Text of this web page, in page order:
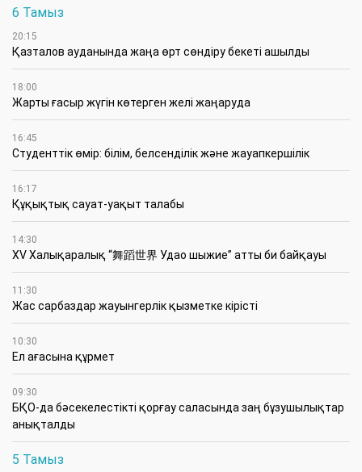
6 Тамыз
20:15
Қазталов ауданында жаңа өрт сөндіру бекеті ашылды
18:00
Жарты ғасыр жүгін көтерген желі жаңаруда
16:45
Студенттік өмір: білім, белсенділік және жауапкершілік
16:17
Құқықтық сауат-уақыт талабы
14:30
XV Халықаралық “舞蹈世界 Удао шыжие” атты би байқауы
11:30
Жас сарбаздар жауынгерлік қызметке кірісті
10:30
Ел ағасына құрмет
09:30
БҚО-да бәсекелестікті қорғау саласында заң бұзушылықтар
анықталды
5 Тамыз